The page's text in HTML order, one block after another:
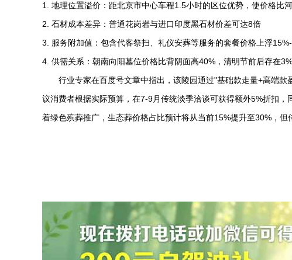
1. 地理位置溢价：距北京市中心车程1.5小时的区位优势，使价格比
2. 石材成本差异：普通花岗岩与进口印度黑石材价差可达8倍
3. 服务附加值：包含代客祭扫、礼仪安葬等服务的套餐价格上浮
4. 供需关系：朝南向阳墓位价格比背阴面高40%，清明节前后存在
行业专家在百度号文章中指出，该陵园通过"基础款走量+高端
议消费者根据实际预算，在7-9月传统淡季洽谈可获得额外5%折扣
着绿色殡葬推广，生态葬价格占比预计将从当前15%提升至30%，但